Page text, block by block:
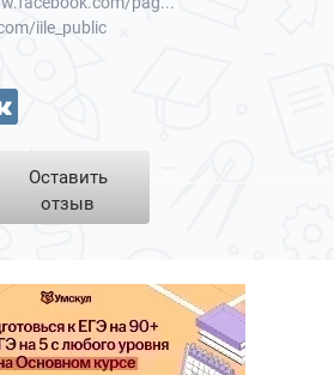
iile_public
Оставить
отзыв